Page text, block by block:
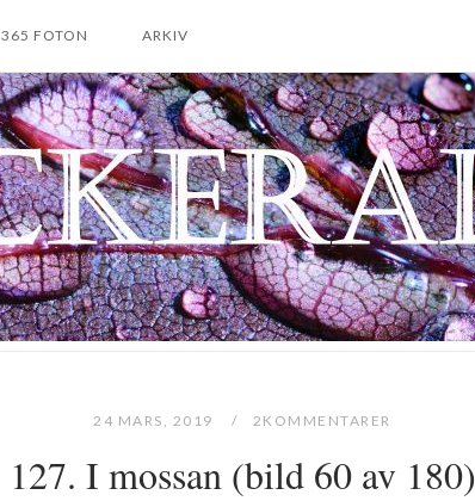
365 FOTON ARKIV
24 MARS, 2019 2KOMMENTARER
127. I mossan (bild 60 av 180)